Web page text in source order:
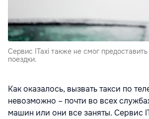
Сервис ITaxi также не смог
поездки.
Как оказалось, вызвать такси по
невозможно – почти во всех
машин или они все заняты. Сервис